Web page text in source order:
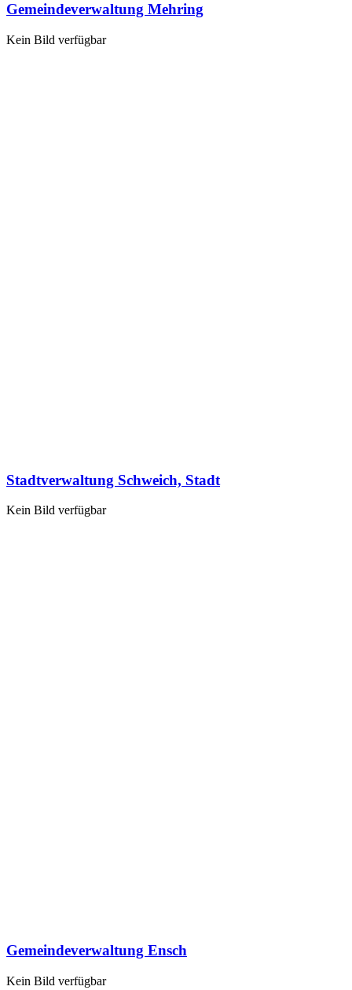
Gemeindeverwaltung Mehring
Kein Bild verfügbar
Stadtverwaltung Schweich, Stadt
Kein Bild verfügbar
Gemeindeverwaltung Ensch
Kein Bild verfügbar